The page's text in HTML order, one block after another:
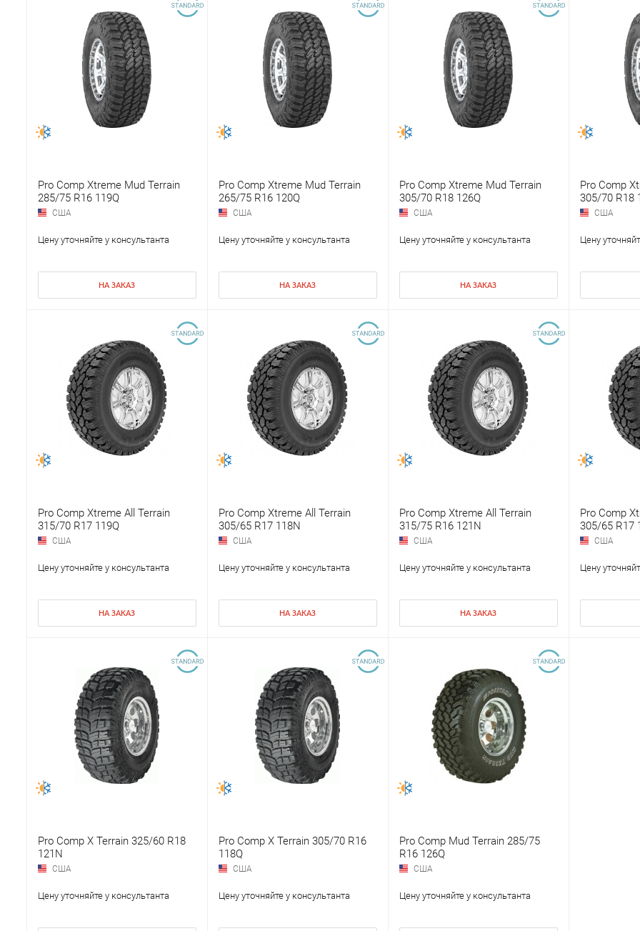
Pro Comp Xtreme Mud Terrain
285/75 R16 119Q
США
Цену уточняйте у консультанта
НА ЗАКАЗ
Pro Comp Xtreme Mud Terrain
265/75 R16 120Q
США
Цену уточняйте у консультанта
НА ЗАКАЗ
Pro Comp Xtreme Mud Terrain
305/70 R18 126Q
США
Цену уточняйте у консультанта
НА ЗАКАЗ
Pro Comp
305/70 R18
США
Цену
Pro Comp Xtreme All Terrain
315/70 R17 119Q
США
Цену уточняйте у консультанта
НА ЗАКАЗ
Pro Comp Xtreme All Terrain
305/65 R17 118N
США
Цену уточняйте у консультанта
НА ЗАКАЗ
Pro Comp Xtreme All Terrain
315/75 R16 121N
США
Цену уточняйте у консультанта
НА ЗАКАЗ
Pro Comp
305/65 R17
США
Цену
Pro Comp X Terrain 325/60 R18
121N
США
Цену уточняйте у консультанта
Pro Comp X Terrain 305/70 R16
118Q
США
Цену уточняйте у консультанта
Pro Comp Mud Terrain 285/75
R16 126Q
США
Цену уточняйте у консультанта